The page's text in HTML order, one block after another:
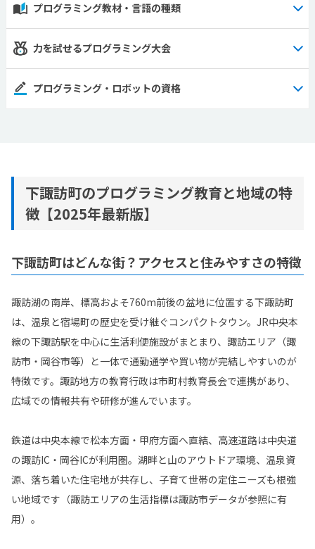
プログラミング教材・言語の種類
力を試せるプログラミング大会
プログラミング・ロボットの資格
下諏訪町のプログラミング教育と地域の特
徴【2025年最新版】
下諏訪町はどんな街？アクセスと住みやすさの特徴
諏訪湖の南岸、標高およそ760m前後の盆地に位置する下諏訪町
は、温泉と宿場町の歴史を受け継ぐコンパクトタウン。JR中央本
線の下諏訪駅を中心に生活利便施設がまとまり、諏訪エリア（諏
訪市・岡谷市等）と一体で通勤通学や買い物が完結しやすいのが
特徴です。諏訪地方の教育行政は市町村教育長会で連携があり、
広域での情報共有や研修が進んでいます。
鉄道は中央本線で松本方面・甲府方面へ直結、高速道路は中央道
の諏訪IC・岡谷ICが利用圏。湖畔と山のアウトドア環境、温泉資
源、落ち着いた住宅地が共存し、子育て世帯の定住ニーズも根強
い地域です（諏訪エリアの生活指標は諏訪市データが参照に有
用）。